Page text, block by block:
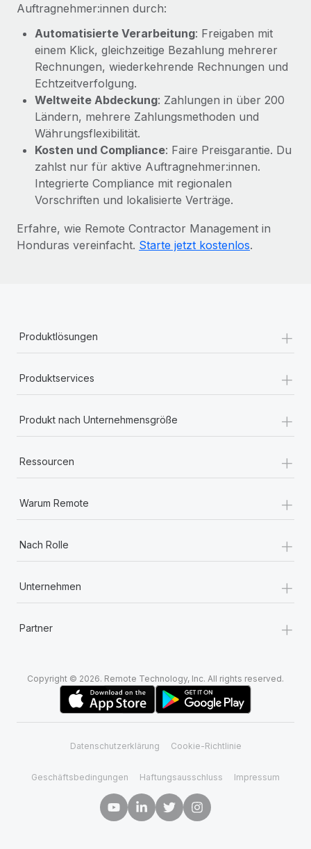
Auftragnehmer:innen durch:
Automatisierte Verarbeitung: Freigaben mit
einem Klick, gleichzeitige Bezahlung mehrerer
Rechnungen, wiederkehrende Rechnungen und
Echtzeitverfolgung.
Weltweite Abdeckung: Zahlungen in über 200
Ländern, mehrere Zahlungsmethoden und
Währungsflexibilität.
Kosten und Compliance: Faire Preisgarantie. Du
zahlst nur für aktive Auftragnehmer:innen.
Integrierte Compliance mit regionalen
Vorschriften und lokalisierte Verträge.
Erfahre, wie Remote Contractor Management in
Honduras vereinfacht. Starte jetzt kostenlos.
Produktlösungen +
Produktservices +
Produkt nach Unternehmensgröße +
Ressourcen +
Warum Remote +
Nach Rolle +
Unternehmen +
Partner +
Copyright © 2026. Remote Technology, Inc. All rights reserved.
Datenschutzerklärung Cookie-Richtlinie
Geschäftsbedingungen Haftungsausschluss Impressum